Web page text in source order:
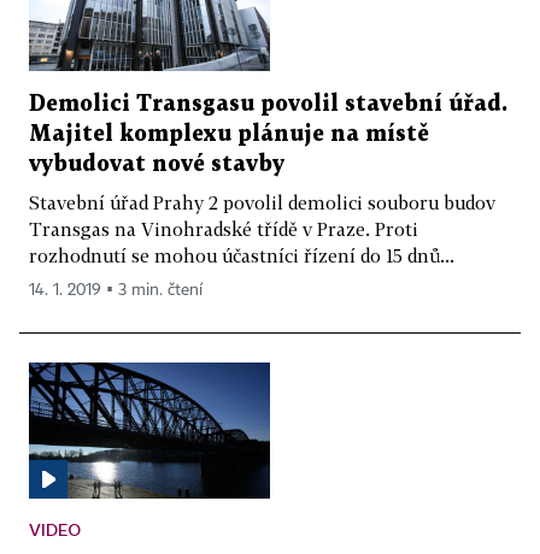
Demolici Transgasu povolil stavební úřad.
Majitel komplexu plánuje na místě
vybudovat nové stavby
Stavební úřad Prahy 2 povolil demolici souboru budov
Transgas na Vinohradské třídě v Praze. Proti
rozhodnutí se mohou účastníci řízení do 15 dnů...
14. 1. 2019 ▪ 3 min. čtení
VIDEO